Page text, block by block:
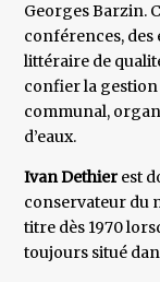
Georges Barzin.
conférences, des
littéraire de
confier la gestion
communal,
d’eaux.
Ivan Dethier est
conservateur du
titre dès 1970
toujours situé